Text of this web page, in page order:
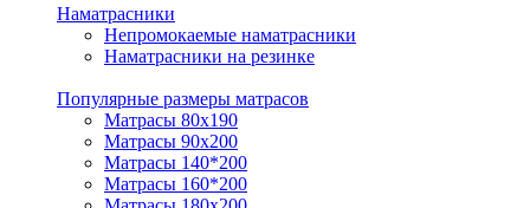
Наматрасники
Непромокаемые наматрасники
Наматрасники на резинке
Популярные размеры матрасов
Матрасы 80x190
Матрасы 90x200
Матрасы 140*200
Матрасы 160*200